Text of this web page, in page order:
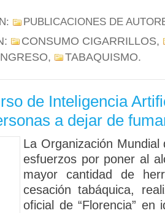
PUBLICACIONES DE
CONSUMO CIGARRILLOS,
, TABAQUISMO.
de Inteligencia
a dejar de
La Organización
esfuerzos por poner al
mayor cantidad de
cesación tabáquica,
oficial de “Florencia” en